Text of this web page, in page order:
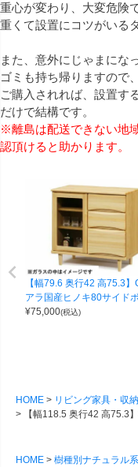
重心が変わり、大変危険で
重くて設置にコツがいる
また、意外にじゃまにな
ゴミも持ち帰りますので、
ご購入されれば、設置す
だけで結構です。
※離島は配送できない地
認頂けると助かります。
【幅79.6 奥行42 高75.3】
アラ国産ヒノキ80サイド
¥75,000(税込)
HOME リビング家具・収納
【幅118.5 奥行42 高75.3
HOME 樹種別ナチュラル